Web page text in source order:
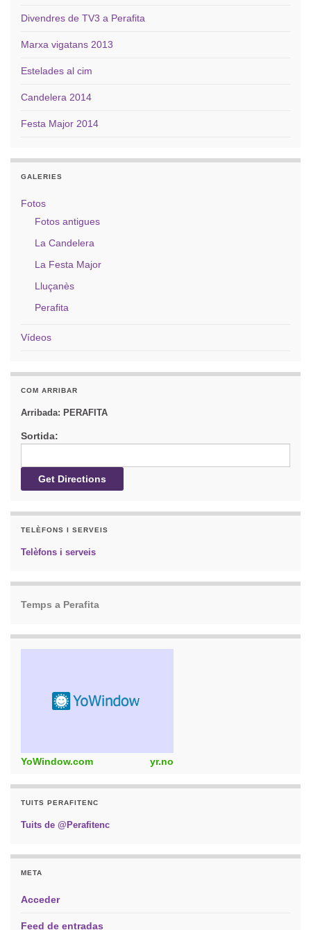
Divendres de TV3 a Perafita
Marxa vigatans 2013
Estelades al cim
Candelera 2014
Festa Major 2014
GALERIES
Fotos
Fotos antigues
La Candelera
La Festa Major
Lluçanès
Perafita
Vídeos
COM ARRIBAR
Arribada: PERAFITA
Sortida:
TELÈFONS I SERVEIS
Telèfons i serveis
Temps a Perafita
YoWindow.com yr.no
TUITS PERAFITENC
Tuits de @Perafitenc
META
Acceder
Feed de entradas